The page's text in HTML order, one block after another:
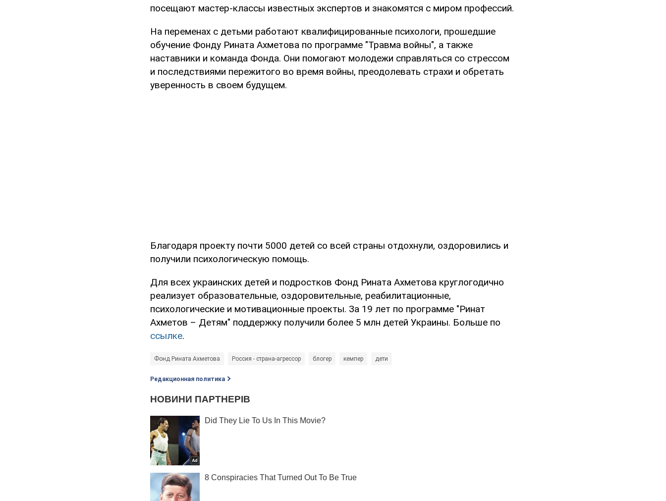
посещают мастер-классы известных экспертов и знакомятся с миром профессий.
На переменах с детьми работают квалифицированные психологи, прошедшие
обучение Фонду Рината Ахметова по программе "Травма войны", а также
наставники и команда Фонда. Они помогают молодежи справляться со стрессом
и последствиями пережитого во время войны, преодолевать страхи и обретать
уверенность в своем будущем.
Благодаря проекту почти 5000 детей со всей страны отдохнули, оздоровились и
получили психологическую помощь.
Для всех украинских детей и подростков Фонд Рината Ахметова круглогодично
реализует образовательные, оздоровительные, реабилитационные,
психологические и мотивационные проекты. За 19 лет по программе "Ринат
Ахметов – Детям" поддержку получили более 5 млн детей Украины. Больше по
ссылке.
Фонд Рината Ахметова Россия - страна-агрессор блогер кемпер дети
Редакционная политика